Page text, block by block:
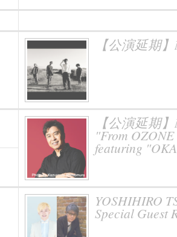
【公演延期
【公演延期
"From
featuring
YOSHIHIRO
Special Guest